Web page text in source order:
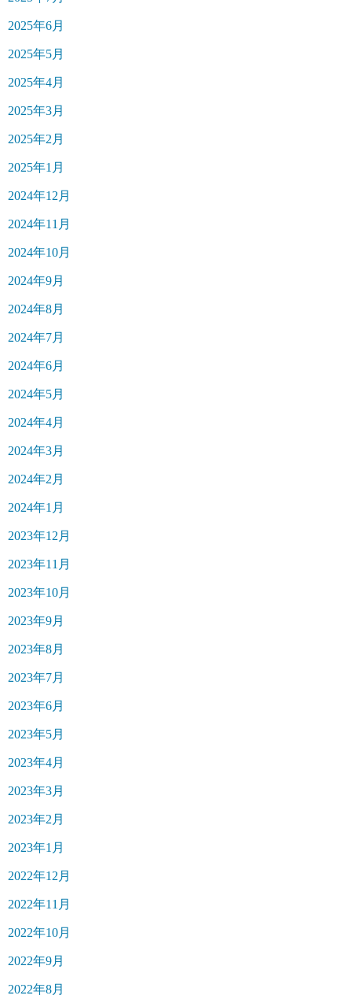
2025年6月
2025年5月
2025年4月
2025年3月
2025年2月
2025年1月
2024年12月
2024年11月
2024年10月
2024年9月
2024年8月
2024年7月
2024年6月
2024年5月
2024年4月
2024年3月
2024年2月
2024年1月
2023年12月
2023年11月
2023年10月
2023年9月
2023年8月
2023年7月
2023年6月
2023年5月
2023年4月
2023年3月
2023年2月
2023年1月
2022年12月
2022年11月
2022年10月
2022年9月
2022年8月